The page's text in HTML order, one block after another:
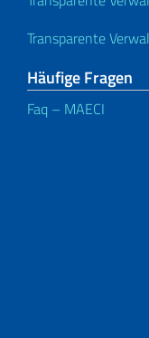
Transparente
Häufige Fragen
Faq – MAECI